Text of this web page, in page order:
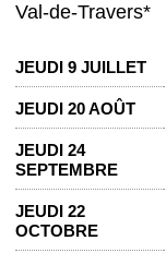
Val-de-Travers*
JEUDI 9 JUILLET
JEUDI 20 AOÛT
JEUDI 24
SEPTEMBRE
JEUDI 22
OCTOBRE